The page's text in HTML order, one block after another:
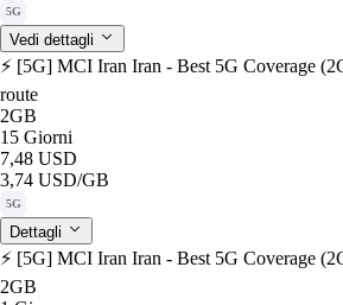
5G
Vedi dettagli
⚡️ [5G] MCI Iran Iran - Best 5G Coverage
route
2GB
15 Giorni
7,48 USD
3,74 USD/GB
5G
Dettagli
⚡️ [5G] MCI Iran Iran - Best 5G Coverage
2GB